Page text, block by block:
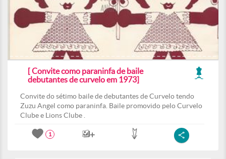
[ Convite como paraninfa de baile
debutantes de curvelo em 1973]
Convite do sétimo baile de debutantes de Curvelo tendo
Zuzu Angel como paraninfa. Baile promovido pelo Curvelo
Clube e Lions Clube .
1